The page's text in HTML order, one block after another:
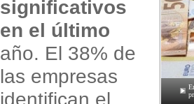
significativos
en el último
año. El 38% de
las empresas
identifican el